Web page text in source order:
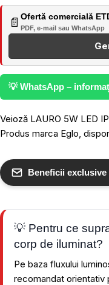
📄 Ofertă comercială
PDF, e-mail sau WhatsApp
💡 WhatsApp –
Veioză LAURO 5W LED
Produs marca Eglo,
Beneficii
💡 Pentru ce
corp de iluminat?
Pe baza fluxului
recomandat orientativ